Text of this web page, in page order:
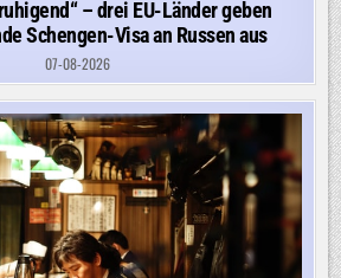
– drei EU-Länder geben
Schengen-Visa an Russen aus
07-08-2026